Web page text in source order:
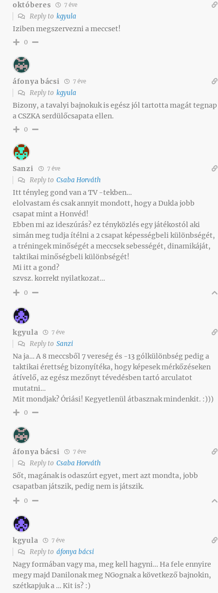
októberes 7 éve
Reply to kgyula
Iziben megszervezni a meccset!
0
áfonya bácsi 7 éve
Reply to kgyula
Bizony, a tavalyi bajnokuk is egész jól tartotta magát tegnap
a CSZKA serdülőcsapata ellen.
0
Sanzi 7 éve
Reply to Csaba Horváth
Itt tényleg gond van a TV -tekben…
elolvastam és csak annyit mondott, hogy a Dukla jobb
csapat mint a Honvéd!
Ebben mi az ideszúrás? ez tényközlés egy játékostól aki
simán meg tudja ítélni a 2 csapat képességbeli különbségét,
a tréningek minőségét a meccsek sebességét, dinamikáját,
taktikai minőségbeli különbségét!
Mi itt a gond?
szvsz. korrekt nyilatkozat…
0
kgyula 7 éve
Reply to Sanzi
Na ja… A 8 meccsből 7 vereség és -13 gólkülönbség pedig a
taktikai érettség bizonyítéka, hogy képesek mérkőzéseken
átívelő, az egész mezőnyt tévedésben tartó arculatot
mutatni…
Mit mondjak? Óriási! Kegyetlenül átbasznak mindenkit. :)))
0
áfonya bácsi 7 éve
Reply to Csaba Horváth
Sőt, magának is odaszúrt egyet, mert azt mondta, jobb
csapatban játszik, pedig nem is játszik.
0
kgyula 7 éve
Reply to áfonya bácsi
Nagy formában vagy ma, meg kell hagyni… Ha fele ennyire
megy majd Danilonak meg NGognak a következő bajnokin,
szétkapjuk a … Kit is? :)